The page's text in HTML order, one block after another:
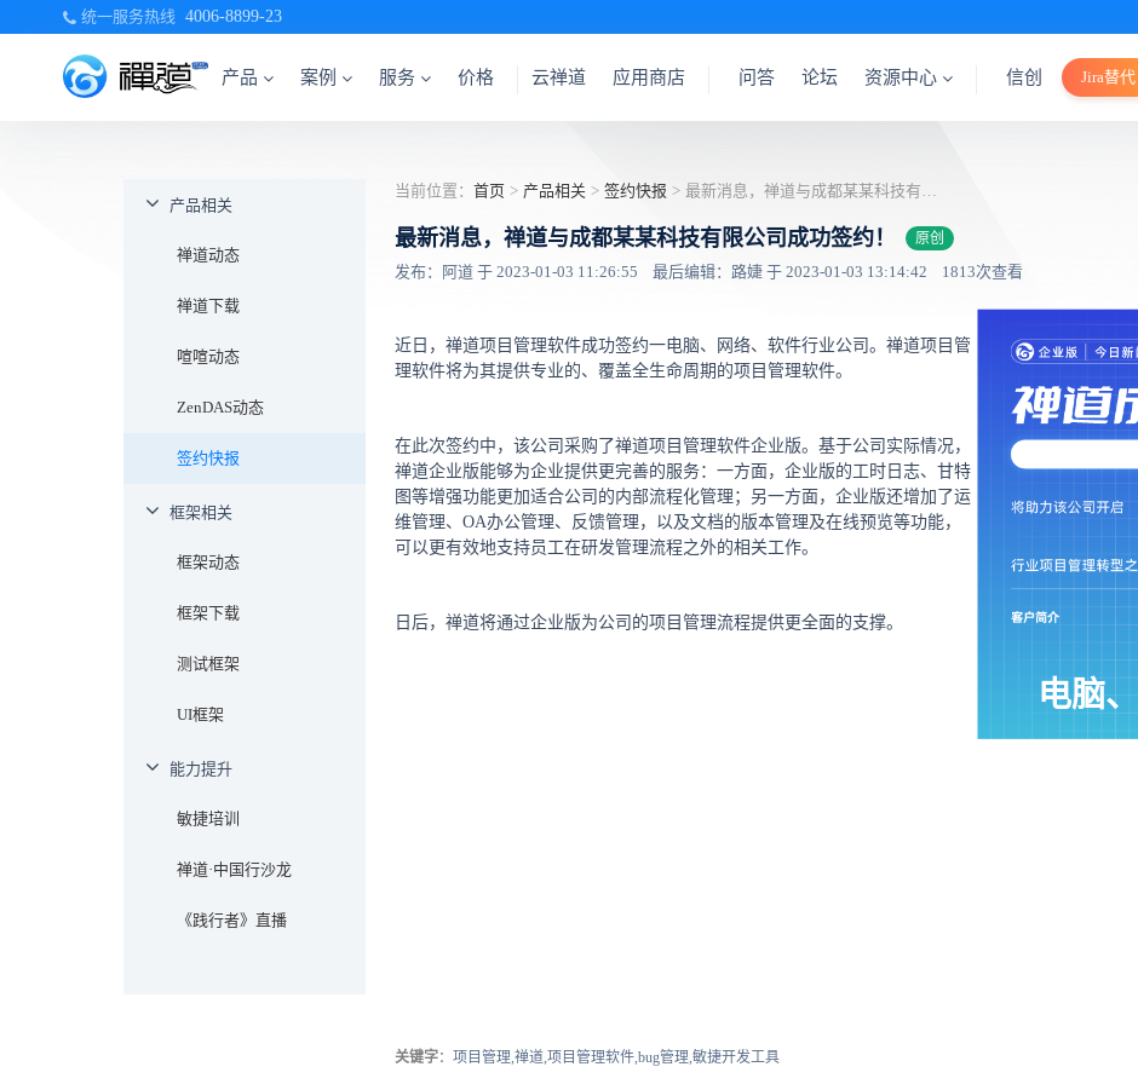
统一服务热线 4006-8899-23
产品 案例 服务 价格 云禅道 应用商店 问答 论坛 资源中心 信创 Jira替代
产品相关
禅道动态
禅道下载
喧喧动态
ZenDAS动态
签约快报
框架相关
框架动态
框架下载
测试框架
UI框架
能力提升
敏捷培训
禅道·中国行沙龙
《践行者》直播
当前位置： 首页 > 产品相关 > 签约快报 > 最新消息，禅道与成都某某科技有限公司成功签约！
最新消息，禅道与成都某某科技有限公司成功签约！ 原创
发布：阿道 于 2023-01-03 11:26:55 最后编辑：路婕 于 2023-01-03 13:14:42 1813次查看
电脑
近日，禅道项目管理软件成功签约一电脑、网络、软件行业公司。禅道项目管
理软件将为其提供专业的、覆盖全生命周期的项目管理软件。
在此次签约中，该公司采购了禅道项目管理软件企业版。基于公司实际情况，
禅道企业版能够为企业提供更完善的服务：一方面，企业版的工时日志、甘特
图等增强功能更加适合公司的内部流程化管理；另一方面，企业版还增加了运
维管理、OA办公管理、反馈管理，以及文档的版本管理及在线预览等功能，
可以更有效地支持员工在研发管理流程之外的相关工作。
日后，禅道将通过企业版为公司的项目管理流程提供更全面的支撑。
关键字：项目管理,禅道,项目管理软件,bug管理,敏捷开发工具